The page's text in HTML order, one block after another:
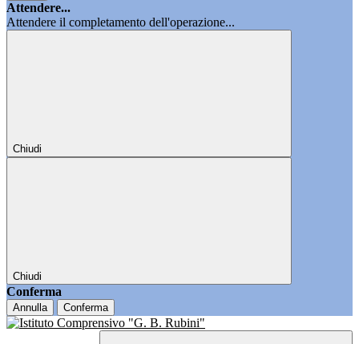
Attendere...
Attendere il completamento dell'operazione...
Chiudi
Chiudi
Conferma
Annulla Conferma